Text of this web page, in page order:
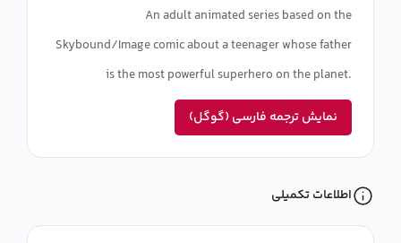
An adult animated series based on the
Skybound/Image comic about a teenager whose father
is the most powerful superhero on the planet.
نمایش ترجمه فارسی (گوگل)
اطلاعات تکمیلی